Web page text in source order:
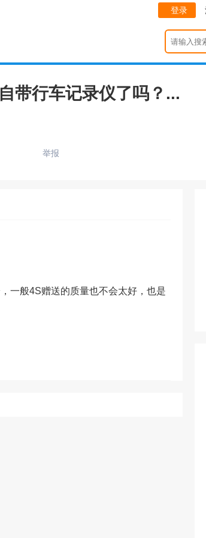
登录
带行车记录仪了吗？...
举报
一般4S赠送的质量也不会太好，也是
上传视频最多